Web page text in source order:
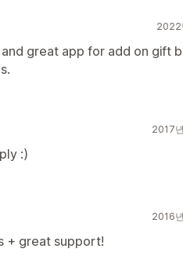
2022
great app for add on gift
2017
:)
2016
+ great support!